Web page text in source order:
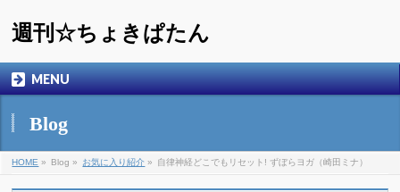
週刊☆ちょきぱたん
MENU
Blog
HOME » Blog » お気に入り紹介 » 自律神経どこでもリセット! ずぼらヨガ（崎田ミナ）